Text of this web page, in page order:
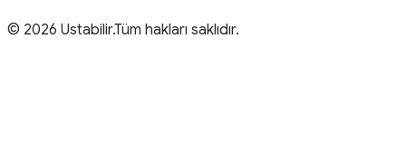
© 2026 Ustabilir.Tüm hakları saklıdır.